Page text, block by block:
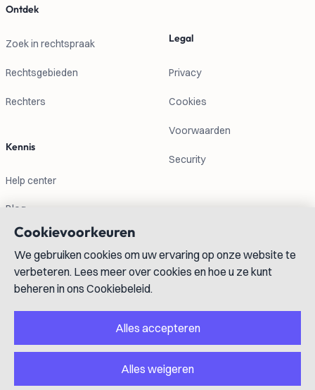
Ontdek
Zoek in rechtspraak
Rechtsgebieden
Rechters
Kennis
Help center
Blog
Legal
Privacy
Cookies
Voorwaarden
Security
Contactgegevens
info@lexboost.com
GitHubYouTube
Cookievoorkeuren
We gebruiken cookies om uw ervaring op onze website te
verbeteren. Lees meer over cookies en hoe u ze kunt
beheren in ons Cookiebeleid.
Alles accepteren
Alles weigeren